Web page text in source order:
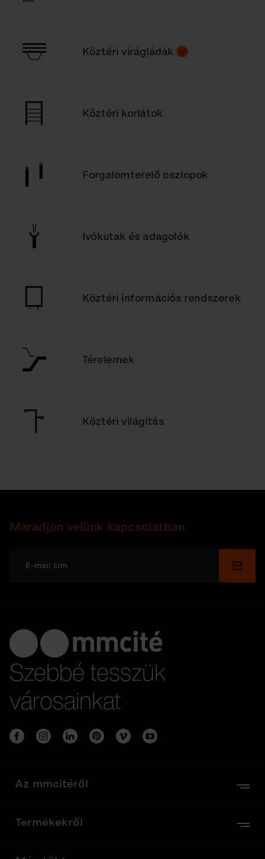
Köztéri virágládák
Köztéri korlátok
Forgalomterelő oszlopok
Ivókutak és adagolók
Köztéri információs rendszerek
Térelemek
Köztéri világítás
Maradjon velünk kapcsolatban
Szebbé tesszük
városainkat
Az mmcitéről
Termékekről